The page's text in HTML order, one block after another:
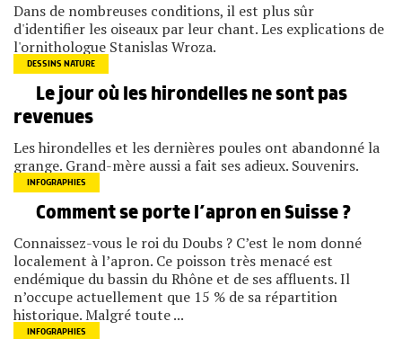
Dans de nombreuses conditions, il est plus sûr
d'identifier les oiseaux par leur chant. Les explications de
l'ornithologue Stanislas Wroza.
DESSINS NATURE
Le jour où les hirondelles ne sont pas
revenues
Les hirondelles et les dernières poules ont abandonné la
grange. Grand-mère aussi a fait ses adieux. Souvenirs.
INFOGRAPHIES
Comment se porte l’apron en Suisse ?
Connaissez-vous le roi du Doubs ? C’est le nom donné
localement à l’apron. Ce poisson très menacé est
endémique du bassin du Rhône et de ses affluents. Il
n’occupe actuellement que 15 % de sa répartition
historique. Malgré toute ...
INFOGRAPHIES